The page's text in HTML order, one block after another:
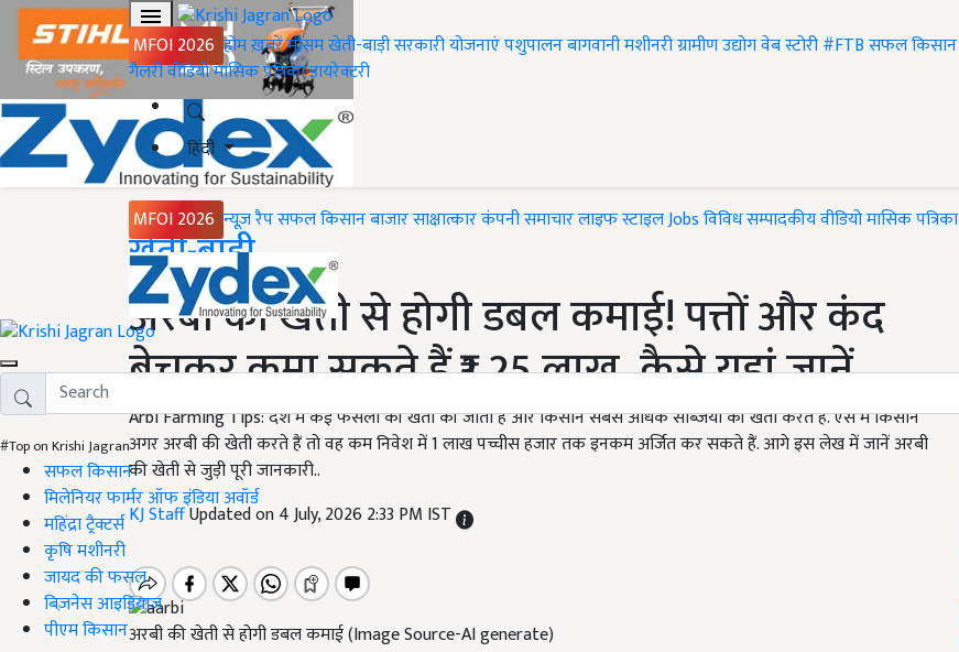
MFOI 2026 होमख़बरेंमौसमखेती-बाड़ीसरकारी योजनाएंपशुपालनबागवानीमशीनरीग्रामीण उद्योगवेब स्टोरी#FTBसफल किसान
गैलरीवीडियोमासिक पत्रिकाडायरेक्टरी
हिंदी
MFOI 2026 न्यूज़ रैपसफल किसानबाजारसाक्षात्कारकंपनी समाचारलाइफ स्टाइलJobsविविधसम्पादकीयवीडियोमासिक पत्रिका
#Top on Krishi Jagran
सफल किसान
मिलेनियर फार्मर ऑफ इंडिया अवॉर्ड
महिंद्रा ट्रैक्टर्स
कृषि मशीनरी
जायद की फसल
बिज़नेस आइडियाज
पीएम किसान
Home
खेती-बाड़ी
अरबी की खेती से होगी डबल कमाई! पत्तों और कंद
बेचकर कमा सकते हैं ₹1.25 लाख, कैसे यहां जानें..
Arbi Farming Tips: देश में कई फसलों की खेती की जाती है और किसान सबसे अधिक सब्जियों की खेती करते हैं. ऐसे में किसान
अगर अरबी की खेती करते हैं तो वह कम निवेश में 1 लाख पच्चीस हजार तक इनकम अर्जित कर सकते हैं. आगे इस लेख में जानें अरबी
की खेती से जुड़ी पूरी जानकारी..
KJ StaffUpdated on 4 July, 2026 2:33 PM IST
अरबी की खेती से होगी डबल कमाई (Image Source-AI generate)